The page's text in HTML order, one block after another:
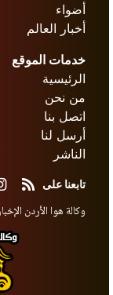
أضواء
أخبار العالم
خدمات الموقع
الرئيسية
من نحن
اتصل بنا
أرسل لنا
الناشر
تابعنا على
وكالة هوا الأردن